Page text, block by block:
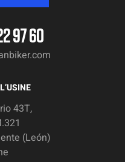
97 60
43T,
(León)